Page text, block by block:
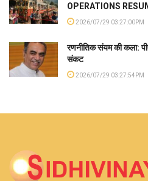
OPERATIONS
2026/07/29 03:27:00PM
रणनीतिक संयम की कला:
संकट
2026/07/29 03:27:54PM